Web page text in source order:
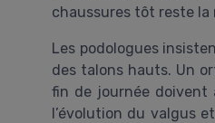
chaussures tôt reste
Les podologues
des talons hauts. Un
fin de journée doivent
l’évolution du valgus